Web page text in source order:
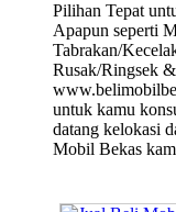
Pilihan Tepat
Apapun seperti
Tabrakan/
Rusak/Ringsek
untuk kamu
datang kelokasi
Mobil Bekas